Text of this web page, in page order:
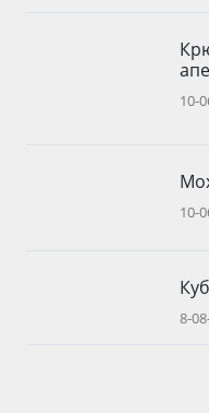
10-
10-
8-